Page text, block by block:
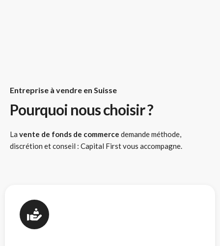
Entreprise à vendre en Suisse
Pourquoi nous choisir ?
La vente de fonds de commerce demande méthode,
discrétion et conseil : Capital First vous accompagne.